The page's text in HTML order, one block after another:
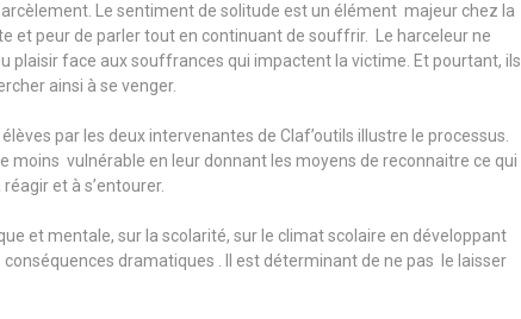
Le sentiment de solitude est un élément majeur chez la
et peur de parler tout en continuant de souffrir. Le harceleur ne
face aux souffrances qui impactent la victime. Et pourtant, ils
ainsi à se venger.
par les deux intervenantes de Claf’outils illustre le processus.
moins vulnérable en leur donnant les moyens de reconnaitre ce qui
et à s’entourer.
et mentale, sur la scolarité, sur le climat scolaire en développant
dramatiques . Il est déterminant de ne pas le laisser